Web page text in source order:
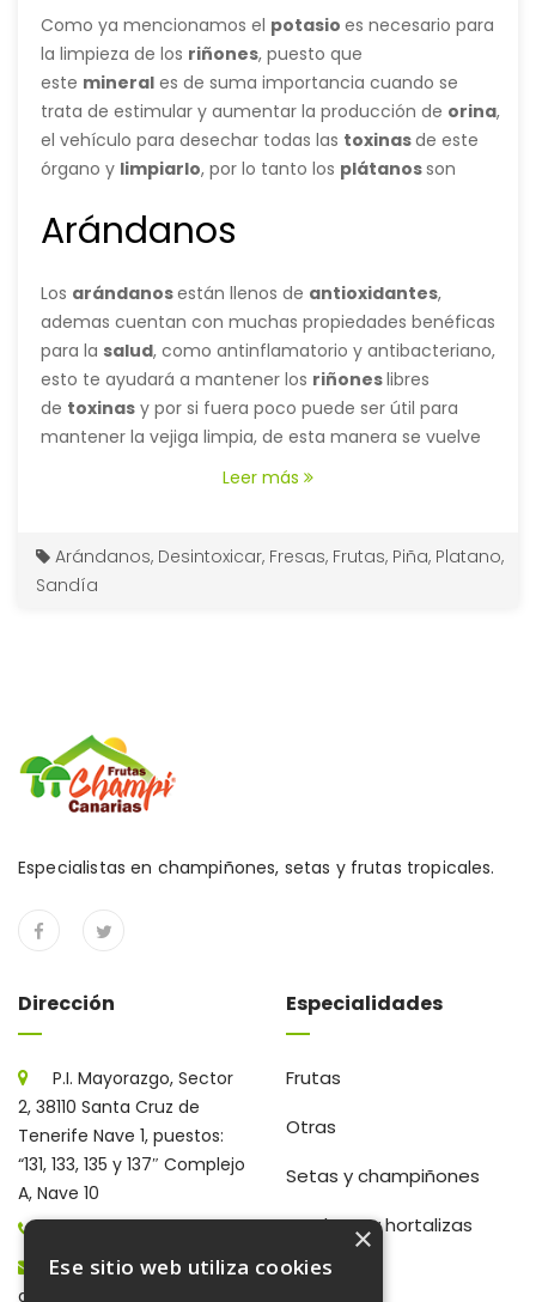
de la orina.
Como ya mencionamos el potasio es necesario para
la limpieza de los riñones, puesto que
este mineral es de suma importancia cuando se
trata de estimular y aumentar la producción de orina,
el vehículo para desechar todas las toxinasde este
órgano y limpiarlo, por lo tanto los plátanosson
son frutas conocidas por su alto nivel de este
Arándanos
Los arándanosestán llenos de antioxidantes,
ademas cuentan con muchas propiedades benéficas
para la salud, como antinflamatorio y antibacteriano,
esto te ayudará a mantener los riñoneslibres
de toxinas y por si fuera poco puede ser útil para
mantener la vejiga limpia, de esta manera se vuelve
muy útil para combatir los molestos
Leer más
Arándanos, Desintoxicar, Fresas, Frutas, Piña, Platano,
Sandía
Especialistas en champiñones, setas y frutas tropicales.
Dirección
P.I. Mayorazgo, Sector
2, 38110 Santa Cruz de
Tenerife Nave 1, puestos:
“131, 133, 135 y 137″ Complejo
A, Nave 10
gerencia@frutaschampi.es
Especialidades
Frutas
Otras
Setas y champiñones
Verduras y hortalizas
×
Ese sitio web utiliza cookies